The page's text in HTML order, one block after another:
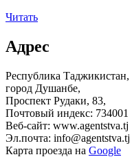
Читать
Адрес
Республика Таджикистан,
город Душанбе,
Проспект Рудаки, 83,
Почтовый индекс: 734001
Веб-сайт: www.agentstva.tj
Эл.почта: info@agentstva.tj
Карта проезда на Google